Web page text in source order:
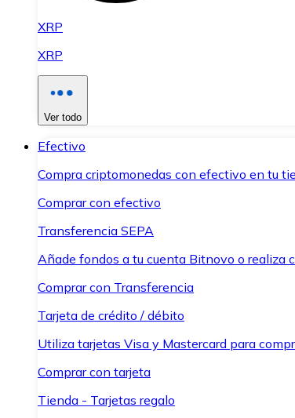
XRP
XRP
Ver todo
Efectivo
Compra criptomonedas con efectivo en tu
Comprar con efectivo
Transferencia SEPA
Añade fondos a tu cuenta Bitnovo o realiza
Comprar con Transferencia
Tarjeta de crédito / débito
Utiliza tarjetas Visa y Mastercard para
Comprar con tarjeta
Tienda - Tarjetas regalo